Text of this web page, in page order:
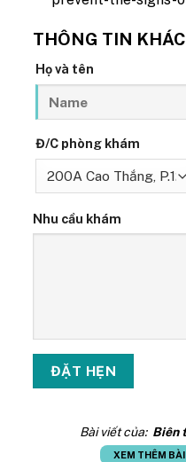
THÔNG TIN
Họ và tên
Đ/C phòng khám
Nhu cầu khám
Bài viết của: Biên
XEM THÊM